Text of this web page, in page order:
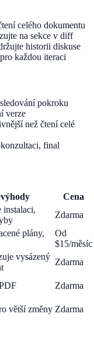
celého dokumentu
na sekce v diff
historii diskuse
každou iteraci
pokroku
verze
než čtení celé
final
Cena
instalaci,
Zdarma
plány,
Od
$15/měsíc
vysázený
Zdarma
Zdarma
větší změny Zdarma